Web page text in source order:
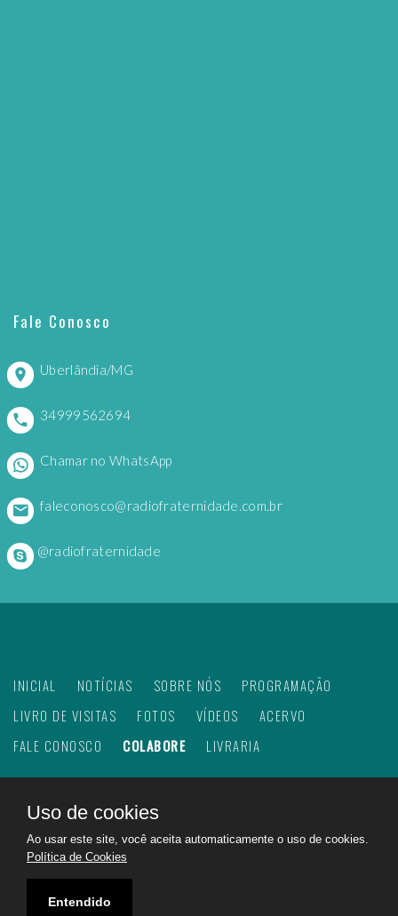
Fale Conosco
Uberlândia/MG
34999562694
Chamar no WhatsApp
faleconosco@radiofraternidade.com.br
@radiofraternidade
INICIAL NOTÍCIAS SOBRE NÓS
PROGRAMAÇÃO
LIVRO DE VISITAS
FOTOS VÍDEOS
ACERVO
FALE CONOSCO
COLABORE LIVRARIA
2026Web Rádio Fraternidade. Todos os direitos
reservados.
Feito com
no Brasil para todo o mundo!
Rádio Fraternidade a emissora do bem na internet.
Ajudando a construir um mundo melhor!
Uso de cookies
Ao usar este site, você aceita automaticamente o uso de cookies.
Política de Cookies
Entendido